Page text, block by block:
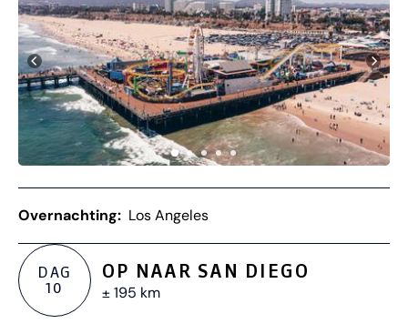
Overnachting: Los Angeles
DAG
10
OP NAAR SAN DIEGO
± 195 km